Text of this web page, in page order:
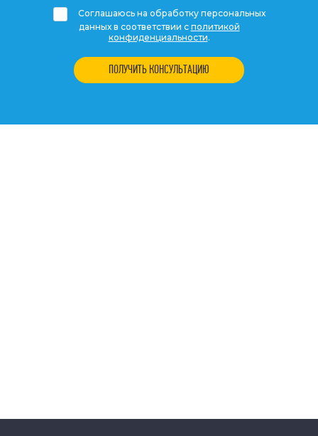
Соглашаюсь на обработку персональных
данных в соответствии с политикой
конфиденциальности.
ПОЛУЧИТЬ КОНСУЛЬТАЦИЮ